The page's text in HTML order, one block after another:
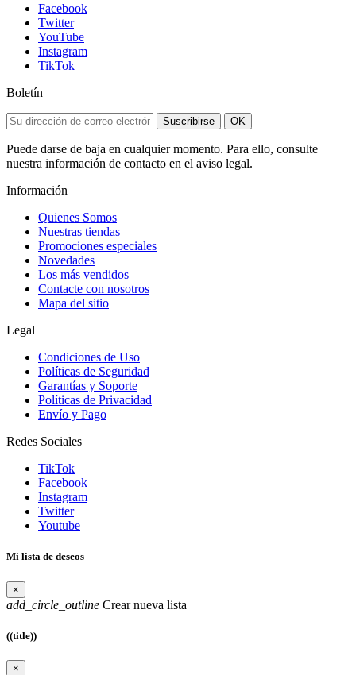
Facebook
Twitter
YouTube
Instagram
TikTok
Boletín
Suscribirse OK
Puede darse de baja en cualquier momento. Para ello, consulte
nuestra información de contacto en el aviso legal.
Información
Quienes Somos
Nuestras tiendas
Promociones especiales
Novedades
Los más vendidos
Contacte con nosotros
Mapa del sitio
Legal
Condiciones de Uso
Políticas de Seguridad
Garantías y Soporte
Políticas de Privacidad
Envío y Pago
Redes Sociales
TikTok
Facebook
Instagram
Twitter
Youtube
Mi lista de deseos
×
add_circle_outline Crear nueva lista
((title))
×